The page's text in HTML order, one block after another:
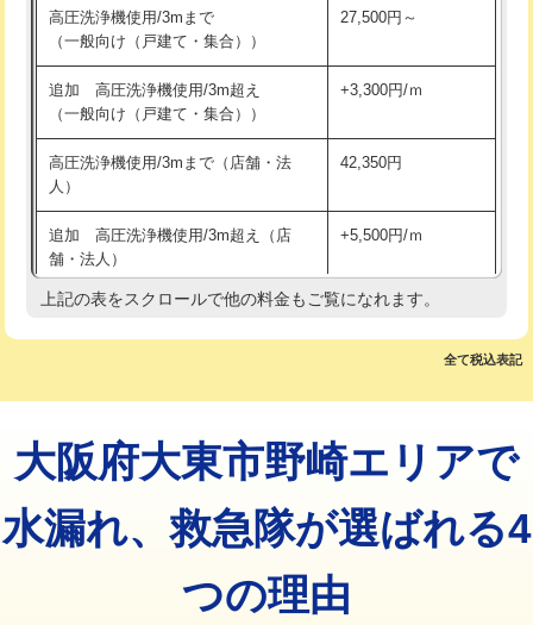
廃棄・処分 現場見積
※給水管工事は20mmまでの価格です。
持込商品取付（混合水栓）
持込商品取付（浄水器・分岐水栓） 16,500円
業）
排水管工事（追加 排水管工事/3ｍ超
え）
マス交換（土の掘削・埋め戻し作業） 11,000円~
マス交換（深さ50㎝以上） 66,000円
コンクリート斫り（厚さ10㎝超え） 38,500円
モルタル補修（厚さ10㎝まで） 27,500円
高圧洗浄機使用/3mまで
（一般向け（戸建て・集合））
27,500円～
追加 高圧洗浄機使用/3m超え
（一般向け（戸建て・集合））
+3,300円/ｍ
高圧洗浄機使用/3mまで（店舗・法
人）
42,350円
追加 高圧洗浄機使用/3m超え（店
舗・法人）
+5,500円/ｍ
高度高圧洗浄換 現地調査
トーラー機使用/3mまで 33,000円
追加トーラー機使用/3m超え +3,300円
桝清掃 8,800円
止水・漏水調査・防水処理・清掃・修
11,000円
上記の表をスクロールで他の料金もご覧になれます。
全て税込表記
大阪府大東市野崎エリアで
水漏れ、救急隊が選ばれる4
つの理由